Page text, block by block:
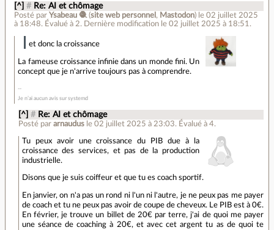
[^] # Re: AI et chômage
Posté par Ysabeau 🧶 (site web personnel , Mastodon) le 02 juillet 2025
à 18:48. Évalué à 2. Dernière modification le 02 juillet 2025 à 18:51.
et donc la croissance
La fameuse croissance infinie dans un monde fini. Un
concept que je n'arrive toujours pas à comprendre.
Je n’ai aucun avis sur systemd
[^] # Re: AI et chômage
Posté par arnaudus le 02 juillet 2025 à 23:03. Évalué à 4.
Tu peux avoir une croissance du PIB due à la
croissance des services, et pas de la production
industrielle.
Disons que je suis coiffeur et que tu es coach sportif.
En janvier, on n'a pas un rond ni l'un ni l'autre, je ne peux pas me payer
de coach et tu ne peux pas avoir de coupe de cheveux. Le PIB est à 0€.
En février, je trouve un billet de 20€ par terre, j'ai de quoi me payer
une séance de coaching à 20€, et avec cet argent tu as de quoi te